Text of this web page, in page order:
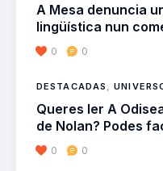
A Mesa denuncia
lingüística nun
0 0
DESTACADAS ,
Queres ler A
de Nolan? Podes
0 0